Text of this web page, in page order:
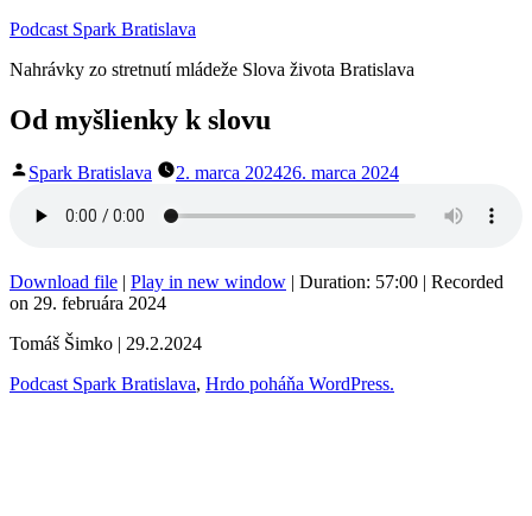
Prejsť
obsah
Podcast Spark Bratislava
Nahrávky zo stretnutí mládeže Slova života Bratislava
Od myšlienky k slovu
Publikoval
Spark Bratislava 2. marca 202426. marca 2024
Download file | Play in new window | Duration: 57:00 | Recorded
on 29. februára 2024
Tomáš Šimko | 29.2.2024
Podcast Spark Bratislava, Hrdo poháňa WordPress.